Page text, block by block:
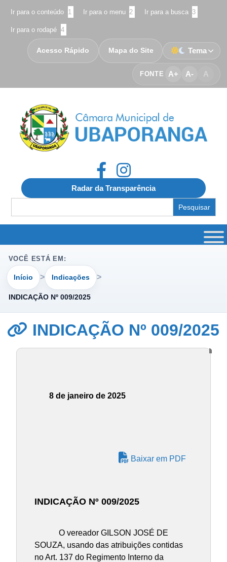
Ir para o conteúdo 1 Ir para o menu 2 Ir para a busca 3
Ir para o rodapé 4
FONTE A+ A- A
Acesso Rápido Mapa do Site Tema
Radar da Transparência
for:
VOCÊ ESTÁ EM:
Início Indicações
INDICAÇÃO Nº 009/2025
INDICAÇÃO Nº 009/2025
8 de janeiro de 2025
Baixar em PDF
INDICAÇÃO Nº 009/2025
O vereador GILSON JOSÉ DE
SOUZA, usando das atribuições contidas
no Art. 137 do Regimento Interno da